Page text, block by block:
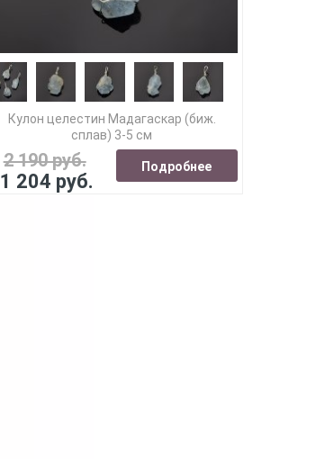
Кулон целестин Мадагаскар (биж.
сплав) 3-5 см
2 190 руб.
1 204 руб.
Подробнее